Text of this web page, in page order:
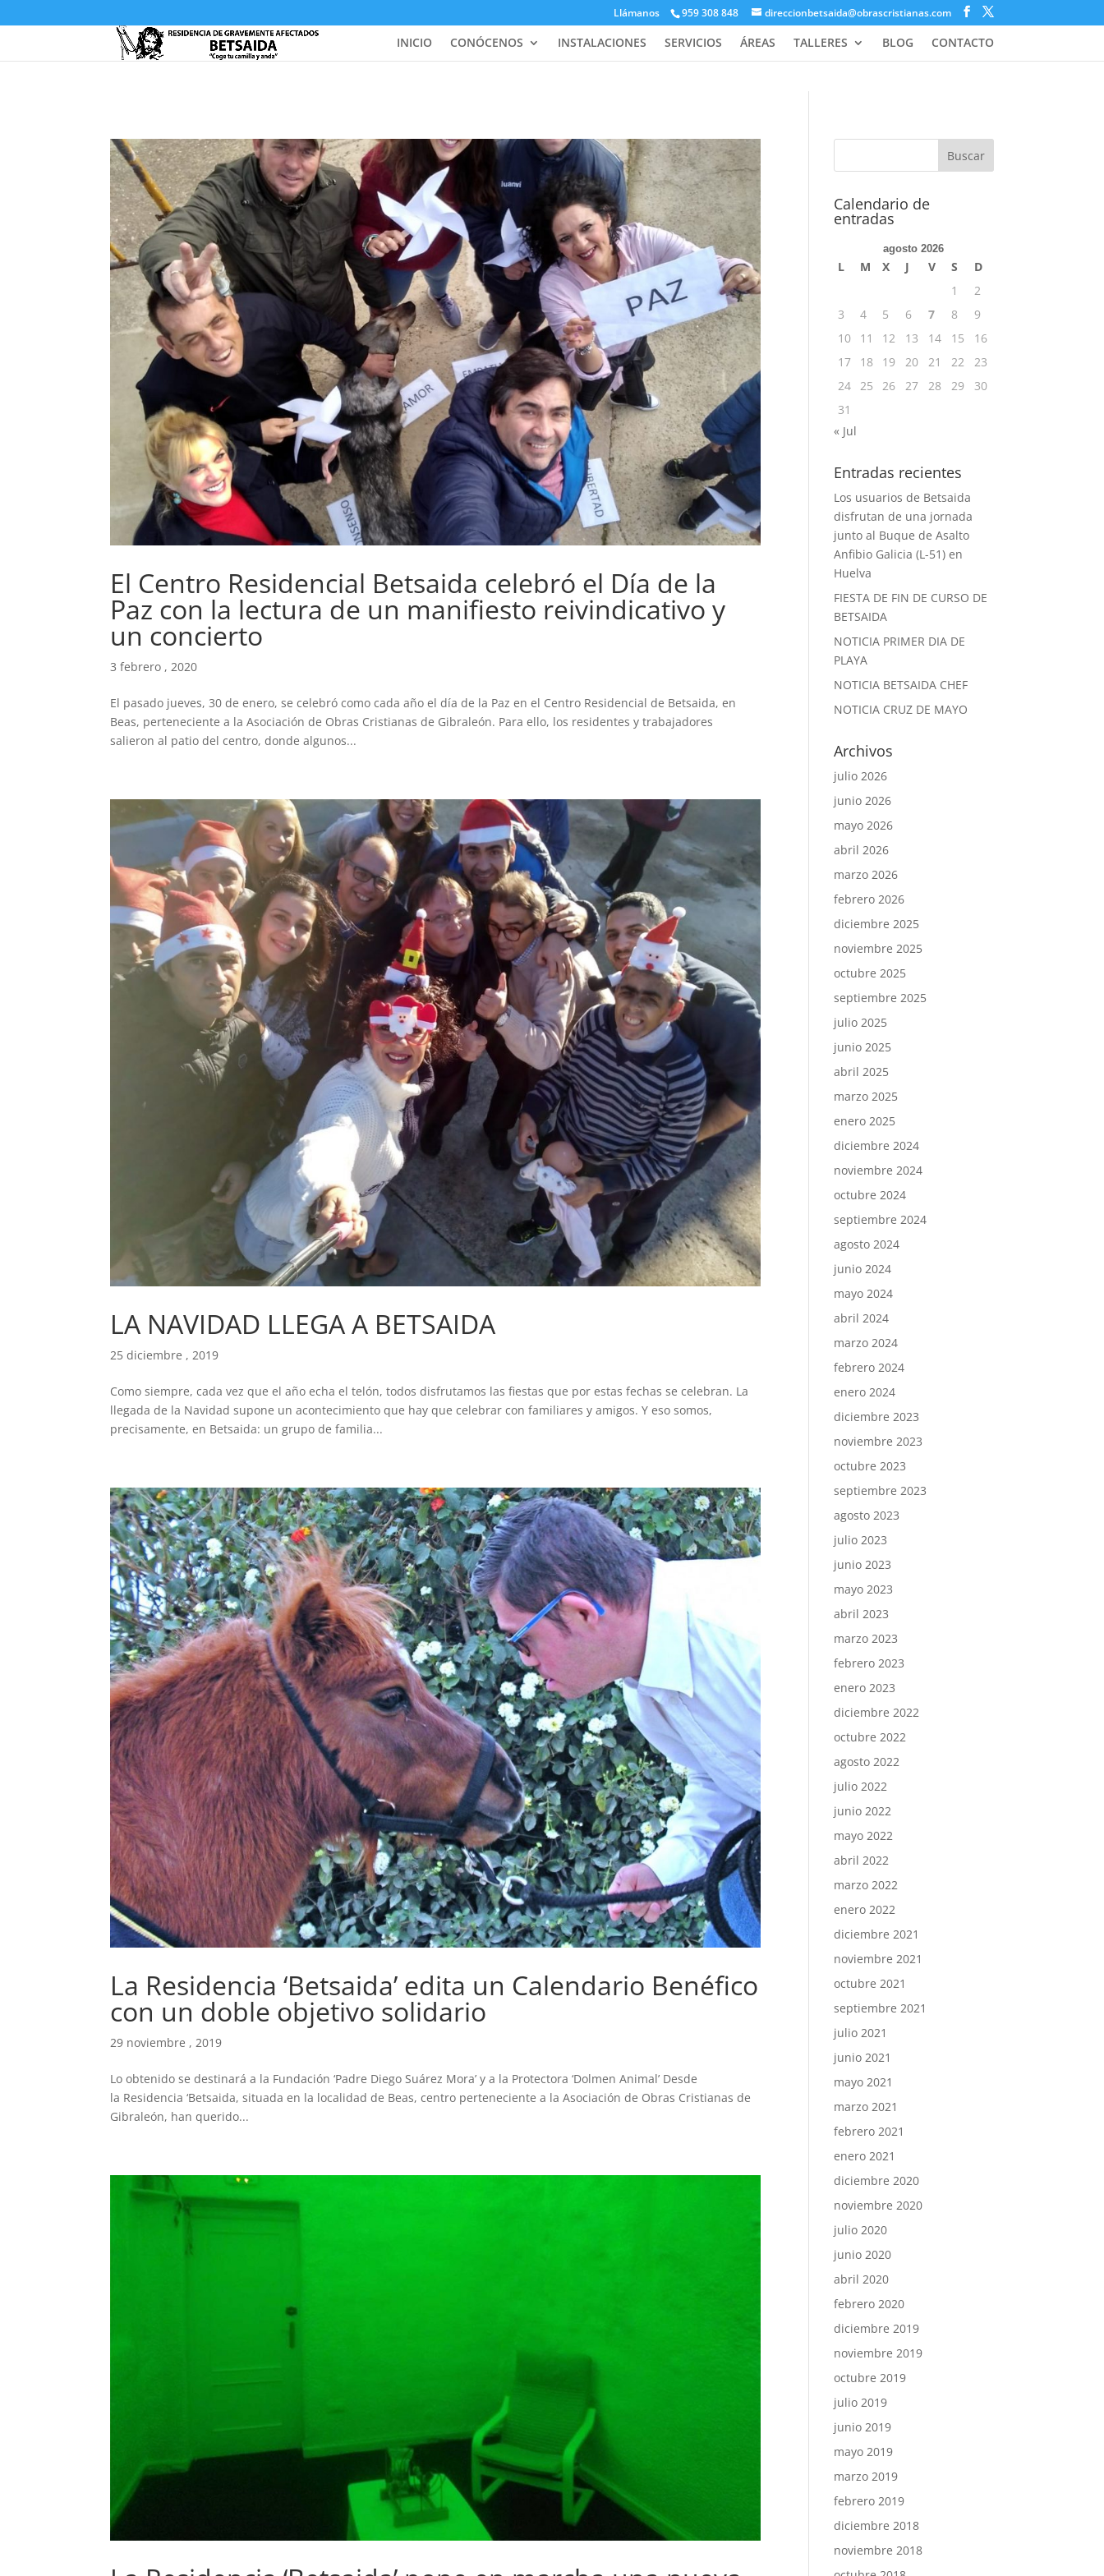
Llámanos 959 308 848 direccionbetsaida@obrascristianas.com
INICIO CONÓCENOS INSTALACIONES SERVICIOS ÁREAS TALLERES BLOG CONTACTO
El Centro Residencial Betsaida celebró el Día de la
Paz con la lectura de un manifiesto reivindicativo y
un concierto
3 febrero , 2020
El pasado jueves, 30 de enero, se celebró como cada año el día de la Paz en el Centro Residencial de Betsaida, en
Beas, perteneciente a la Asociación de Obras Cristianas de Gibraleón. Para ello, los residentes y trabajadores
salieron al patio del centro, donde algunos...
LA NAVIDAD LLEGA A BETSAIDA
25 diciembre , 2019
Como siempre, cada vez que el año echa el telón, todos disfrutamos las fiestas que por estas fechas se celebran. La
llegada de la Navidad supone un acontecimiento que hay que celebrar con familiares y amigos. Y eso somos,
precisamente, en Betsaida: un grupo de familia...
La Residencia ‘Betsaida’ edita un Calendario Benéfico
con un doble objetivo solidario
29 noviembre , 2019
Lo obtenido se destinará a la Fundación ‘Padre Diego Suárez Mora’ y a la Protectora ‘Dolmen Animal’ Desde
la Residencia ‘Betsaida, situada en la localidad de Beas, centro perteneciente a la Asociación de Obras Cristianas de
Gibraleón, han querido...
Calendario de
entradas
agosto 2026
L M X J V S
D
1
2
3
4 5 6 7 8
9
10
11 12 13 14 15
16
17
18 19 20 21 22
23
24 25 26 27 28 29
30
31
« Jul
Entradas recientes
Los usuarios de Betsaida
disfrutan de una jornada
junto al Buque de Asalto
Anfibio Galicia (L-51) en
Huelva
FIESTA DE FIN DE CURSO DE
BETSAIDA
NOTICIA PRIMER DIA DE
PLAYA
NOTICIA BETSAIDA CHEF
NOTICIA CRUZ DE MAYO
Archivos
julio 2026
junio 2026
mayo 2026
abril 2026
marzo 2026
febrero 2026
diciembre 2025
noviembre 2025
octubre 2025
septiembre 2025
julio 2025
junio 2025
abril 2025
marzo 2025
enero 2025
diciembre 2024
noviembre 2024
octubre 2024
septiembre 2024
agosto 2024
junio 2024
mayo 2024
abril 2024
marzo 2024
febrero 2024
enero 2024
diciembre 2023
noviembre 2023
octubre 2023
septiembre 2023
agosto 2023
julio 2023
junio 2023
mayo 2023
abril 2023
marzo 2023
febrero 2023
enero 2023
diciembre 2022
octubre 2022
agosto 2022
julio 2022
junio 2022
mayo 2022
abril 2022
marzo 2022
enero 2022
diciembre 2021
noviembre 2021
octubre 2021
septiembre 2021
julio 2021
junio 2021
mayo 2021
marzo 2021
febrero 2021
enero 2021
diciembre 2020
noviembre 2020
julio 2020
junio 2020
abril 2020
febrero 2020
diciembre 2019
noviembre 2019
octubre 2019
julio 2019
junio 2019
mayo 2019
marzo 2019
febrero 2019
diciembre 2018
noviembre 2018